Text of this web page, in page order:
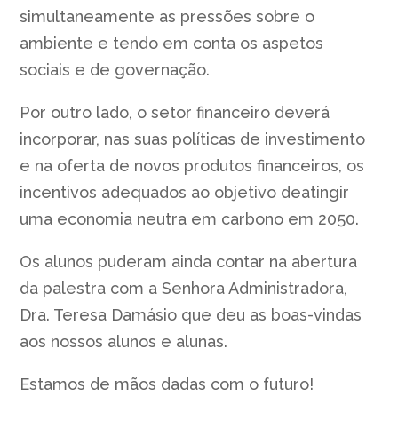
simultaneamente as pressões sobre o
ambiente e tendo em conta os aspetos
sociais e de governação.
Por outro lado, o setor financeiro deverá
incorporar, nas suas políticas de investimento
e na oferta de novos produtos financeiros, os
incentivos adequados ao objetivo deatingir
uma economia neutra em carbono em 2050.
Os alunos puderam ainda contar na abertura
da palestra com a Senhora Administradora,
Dra. Teresa Damásio que deu as boas-vindas
aos nossos alunos e alunas.
Estamos de mãos dadas com o futuro!